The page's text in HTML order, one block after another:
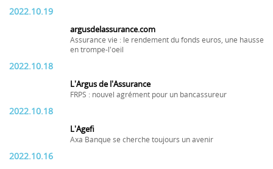
2022.10.19
argusdelassurance.com
Assurance vie : le rendement du fonds euros, une hausse
en trompe-l'oeil
2022.10.18
L'Argus de l'Assurance
FRPS : nouvel agrément pour un bancassureur
2022.10.18
L'Agefi
Axa Banque se cherche toujours un avenir
2022.10.16